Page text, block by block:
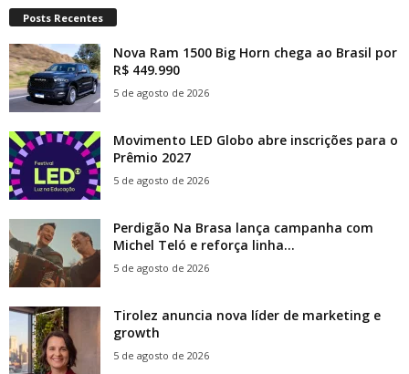
Posts Recentes
Nova Ram 1500 Big Horn chega ao Brasil por
R$ 449.990
5 de agosto de 2026
Movimento LED Globo abre inscrições para o
Prêmio 2027
5 de agosto de 2026
Perdigão Na Brasa lança campanha com
Michel Teló e reforça linha...
5 de agosto de 2026
Tirolez anuncia nova líder de marketing e
growth
5 de agosto de 2026